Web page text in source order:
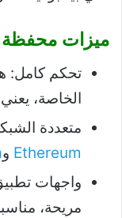
ميزات
تحكم كامل:
الخاصة،
متعددة
Ethereum و
واجهات
مريحة،